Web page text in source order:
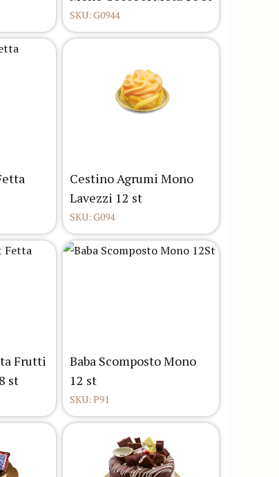
SKU: G0944
Cestino Agrumi Mono
Lavezzi 12 st
SKU: G094
Frutti
st
Baba Scomposto Mono
12 st
SKU: P91